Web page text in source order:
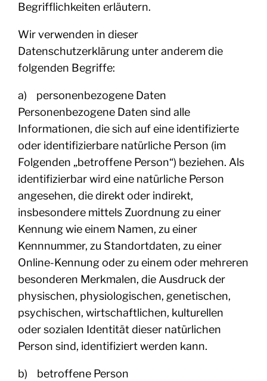
Begrifflichkeiten erläutern.
Wir verwenden in dieser
Datenschutzerklärung unter anderem die
folgenden Begriffe:
a) personenbezogene Daten
Personenbezogene Daten sind alle
Informationen, die sich auf eine identifizierte
oder identifizierbare natürliche Person (im
Folgenden „betroffene Person“) beziehen. Als
identifizierbar wird eine natürliche Person
angesehen, die direkt oder indirekt,
insbesondere mittels Zuordnung zu einer
Kennung wie einem Namen, zu einer
Kennnummer, zu Standortdaten, zu einer
Online-Kennung oder zu einem oder mehreren
besonderen Merkmalen, die Ausdruck der
physischen, physiologischen, genetischen,
psychischen, wirtschaftlichen, kulturellen
oder sozialen Identität dieser natürlichen
Person sind, identifiziert werden kann.
b) betroffene Person